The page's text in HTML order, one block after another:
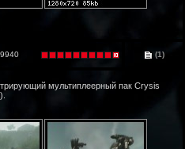
9940 (1)
мультиплеерный пак Crysis